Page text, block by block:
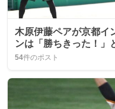
木原伊藤ペアが京都イ
ンは「勝ちきった！」
54件のポスト